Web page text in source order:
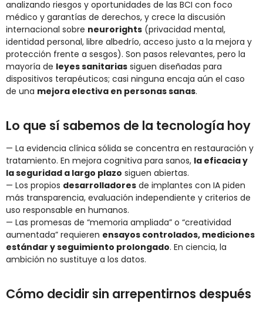
analizando riesgos y oportunidades de las BCI con foco
médico y garantías de derechos, y crece la discusión
internacional sobre neurorights (privacidad mental,
identidad personal, libre albedrío, acceso justo a la mejora y
protección frente a sesgos). Son pasos relevantes, pero la
mayoría de leyes sanitarias siguen diseñadas para
dispositivos terapéuticos; casi ninguna encaja aún el caso
de una mejora electiva en personas sanas.
Lo que sí sabemos de la tecnología hoy
— La evidencia clínica sólida se concentra en restauración y
tratamiento. En mejora cognitiva para sanos, la eficacia y
la seguridad a largo plazo siguen abiertas.
— Los propios desarrolladores de implantes con IA piden
más transparencia, evaluación independiente y criterios de
uso responsable en humanos.
— Las promesas de “memoria ampliada” o “creatividad
aumentada” requieren ensayos controlados, mediciones
estándar y seguimiento prolongado. En ciencia, la
ambición no sustituye a los datos.
Cómo decidir sin arrepentirnos después